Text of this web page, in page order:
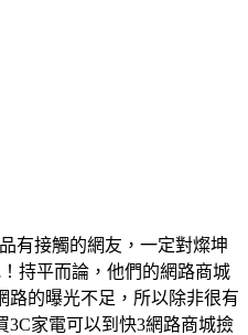
有接觸的網友，一定對燦坤
持平而論，他們的網路商城
路的曝光不足，所以除非很有
3C家電可以到快3網路商城撿